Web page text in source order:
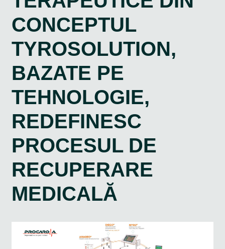
CONCEPTUL
TYROSOLUTION,
BAZATE PE
TEHNOLOGIE,
REDEFINESC
PROCESUL DE
RECUPERARE
MEDICALĂ